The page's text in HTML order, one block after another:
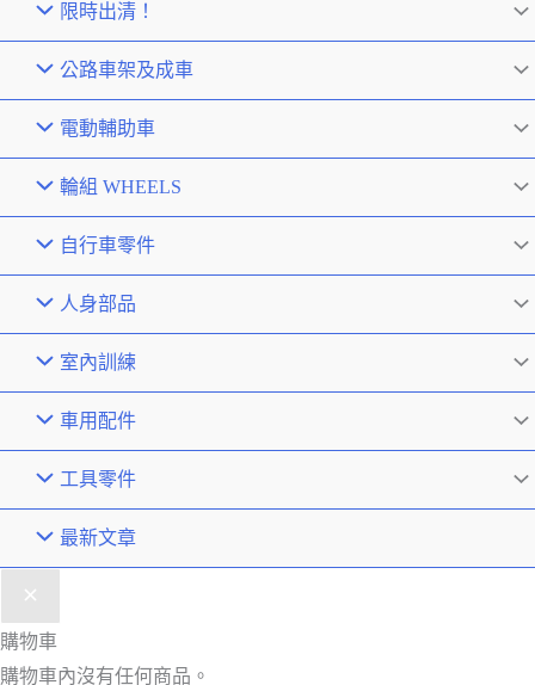
限時出清！
公路車架及成車
電動輔助車
輪組 WHEELS
自行車零件
人身部品
室內訓練
車用配件
工具零件
最新文章
購物車
購物車內沒有任何商品。